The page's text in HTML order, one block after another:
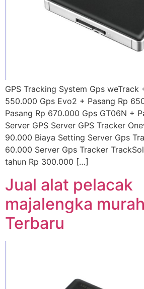
GPS Tracking System Gps weTrack
550.000 Gps Evo2 + Pasang Rp
Pasang Rp 670.000 Gps GT06N +
Server GPS Server GPS Tracker
90.000 Biaya Setting Server Gps
60.000 Server Gps Tracker
tahun Rp 300.000 […]
Jual alat pelacak
majalengka
Terbaru